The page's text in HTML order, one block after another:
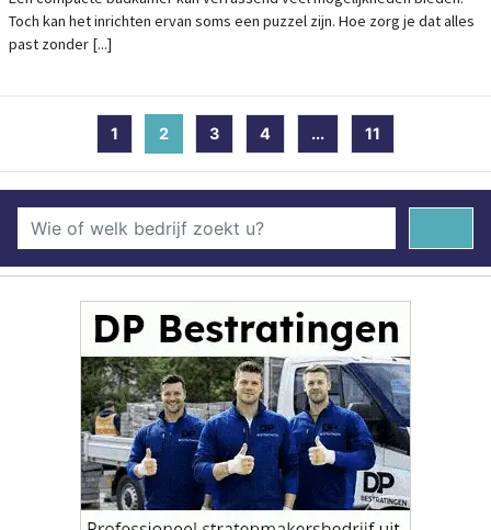
Toch kan het inrichten ervan soms een puzzel zijn. Hoe zorg je dat alles
past zonder [...]
1 2 (current)
3 4 ... 11